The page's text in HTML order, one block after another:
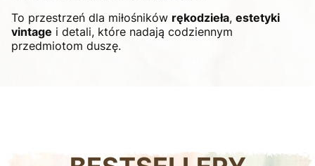
To przestrzeń dla miłośników rękodzieła, estetyki
vintage i detali, które nadają codziennym
przedmiotom duszę.